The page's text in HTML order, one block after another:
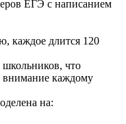
ЕГЭ с написанием
каждое длится 120
что
внимание каждому
на: